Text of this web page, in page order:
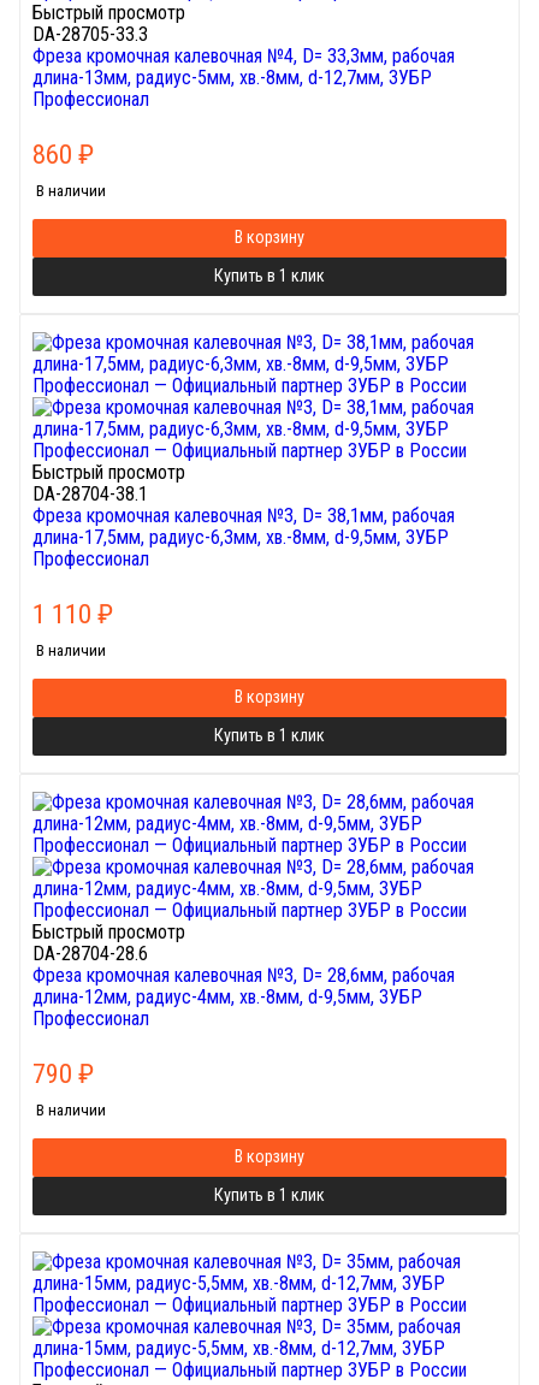
Быстрый просмотр
DA-28705-33.3
Фреза кромочная калевочная №4, D= 33,3мм, рабочая
длина-13мм, радиус-5мм, хв.-8мм, d-12,7мм, ЗУБР
Профессионал
860 ₽
В наличии
В корзину
Купить в 1 клик
Быстрый просмотр
DA-28704-38.1
Фреза кромочная калевочная №3, D= 38,1мм, рабочая
длина-17,5мм, радиус-6,3мм, хв.-8мм, d-9,5мм, ЗУБР
Профессионал
1 110 ₽
В наличии
В корзину
Купить в 1 клик
Быстрый просмотр
DA-28704-28.6
Фреза кромочная калевочная №3, D= 28,6мм, рабочая
длина-12мм, радиус-4мм, хв.-8мм, d-9,5мм, ЗУБР
Профессионал
790 ₽
В наличии
В корзину
Купить в 1 клик